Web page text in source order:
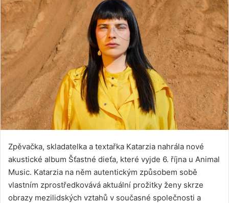
Zpěvačka, skladatelka a textařka Katarzia nahrála nové
akustické album Šťastné dieťa, které vyjde 6. října u Animal
Music. Katarzia na něm autentickým způsobem sobě
vlastním zprostředkovává aktuální prožitky ženy skrze
obrazy mezilidských vztahů v současné společnosti a